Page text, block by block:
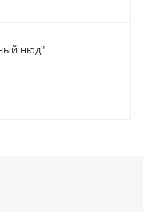
нюд"